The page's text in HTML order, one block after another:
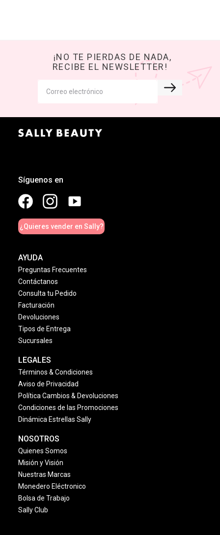
¡NO TE PIERDAS DE NADA,
RECIBE EL NEWSLETTER!
Síguenos en
¿Quieres vender en Sally?
AYUDA
Preguntas Frecuentes
Contáctanos
Consulta tu Pedido
Facturación
Devoluciones
Tipos de Entrega
Sucursales
LEGALES
Términos & Condiciones
Aviso de Privacidad
Política Cambios & Devoluciones
Condiciones de las Promociones
Dinámica Estrellas Sally
NOSOTROS
Quienes Somos
Misión y Visión
Nuestras Marcas
Monedero Eléctronico
Bolsa de Trabajo
Sally Club